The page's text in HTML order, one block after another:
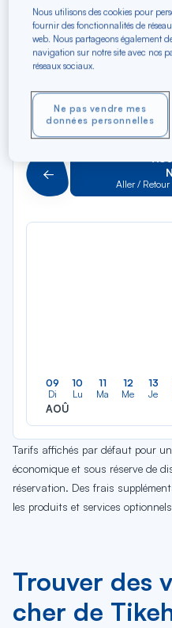
Pour aller vers
Type de trajet
Aller-Retour
Filtrer
Précédent Aller /
09
Di
AOÛ
10
Lu
11
Ma
12
Me
13
Je
Tarifs affichés par défaut pour
économique et sous réserve de
réservation. Des frais
les produits et services
Trouver des
cher de
Nous utilisons des cookies pour
fournir des fonctionnalités de
web. Nous partageons également
navigation sur notre site avec nos
réseaux sociaux.
Ne pas vendre mes
données personnelles